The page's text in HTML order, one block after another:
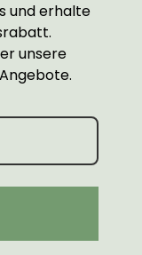
und erhalte
unsere